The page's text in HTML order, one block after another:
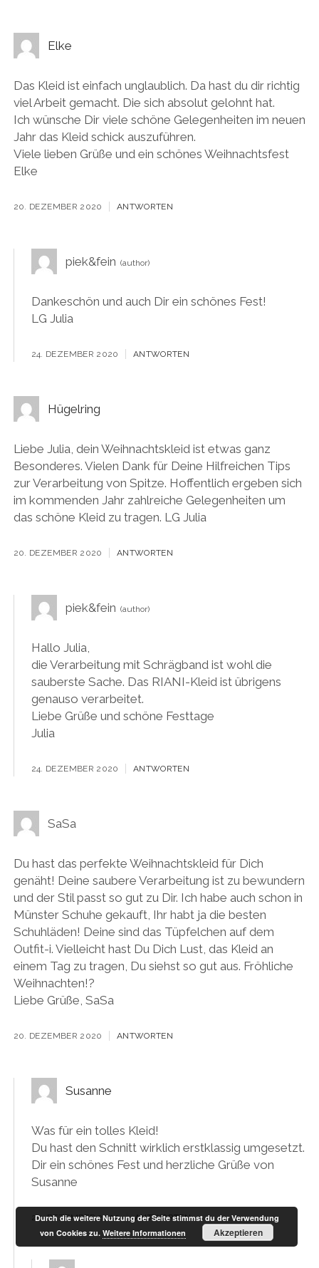
Elke
Das Kleid ist einfach unglaublich. Da hast du dir richtig
viel Arbeit gemacht. Die sich absolut gelohnt hat.
Ich wünsche Dir viele schöne Gelegenheiten im neuen
Jahr das Kleid schick auszuführen.
Viele lieben Grüße und ein schönes Weihnachtsfest
Elke
20. DEZEMBER 2020 ANTWORTEN
piek&fein
Dankeschön und auch Dir ein schönes Fest!
LG Julia
24. DEZEMBER 2020 ANTWORTEN
Hügelring
Liebe Julia, dein Weihnachtskleid ist etwas ganz
Besonderes. Vielen Dank für Deine Hilfreichen Tips
zur Verarbeitung von Spitze. Hoffentlich ergeben sich
im kommenden Jahr zahlreiche Gelegenheiten um
das schöne Kleid zu tragen. LG Julia
20. DEZEMBER 2020 ANTWORTEN
piek&fein
Hallo Julia,
die Verarbeitung mit Schrägband ist wohl die
sauberste Sache. Das RIANI-Kleid ist übrigens
genauso verarbeitet.
Liebe Grüße und schöne Festtage
Julia
24. DEZEMBER 2020 ANTWORTEN
SaSa
Du hast das perfekte Weihnachtskleid für Dich
genäht! Deine saubere Verarbeitung ist zu bewundern
und der Stil passt so gut zu Dir. Ich habe auch schon in
Münster Schuhe gekauft, Ihr habt ja die besten
Schuhläden! Deine sind das Tüpfelchen auf dem
Outfit-i. Vielleicht hast Du Dich Lust, das Kleid an
einem Tag zu tragen, Du siehst so gut aus. Fröhliche
Weihnachten!?
Liebe Grüße, SaSa
20. DEZEMBER 2020 ANTWORTEN
Susanne
Was für ein tolles Kleid!
Du hast den Schnitt wirklich erstklassig umgesetzt.
Dir ein schönes Fest und herzliche Grüße von
Susanne
20. DEZEMBER 2020 ANTWORTEN
Durch die weitere Nutzung der Seite stimmst du der Verwendung
von Cookies zu.Weitere Informationen Akzeptieren